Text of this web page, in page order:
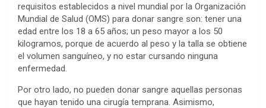
requisitos establecidos a nivel mundial por la Organización
Mundial de Salud (OMS) para donar sangre son: tener una
edad entre los 18 a 65 años; un peso mayor a los 50
kilogramos, porque de acuerdo al peso y la talla se obtiene
el volumen sanguíneo, y no estar cursando ninguna
enfermedad.
Por otro lado, no pueden donar sangre aquellas personas
que hayan tenido una cirugía temprana. Asimismo,